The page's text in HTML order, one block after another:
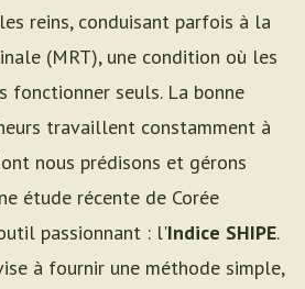
reins, conduisant parfois à la
(MRT), une condition où les
fonctionner seuls. La bonne
travaillent constamment à
nous prédisons et gérons
étude récente de Corée
passionnant : l'Indice SHIPE.
à fournir une méthode simple,